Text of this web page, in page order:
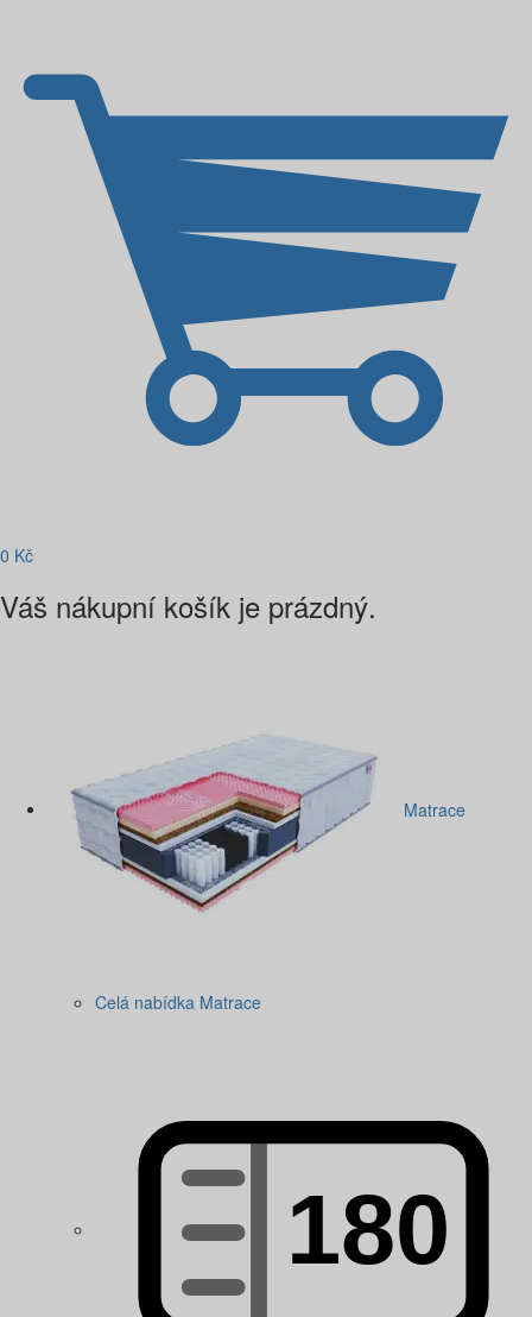
0 Kč
Váš nákupní košík je prázdný.
Matrace
Celá nabídka Matrace